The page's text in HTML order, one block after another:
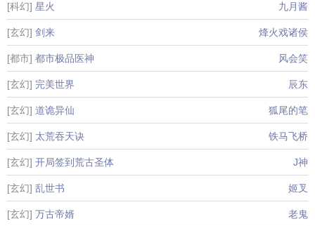
[科幻] 星火 九月酱
[玄幻] 剑来 烽火戏诸侯
[都市] 都市极品医神 风会笑
[玄幻] 完美世界 辰东
[玄幻] 道诡异仙 狐尾的笔
[玄幻] 太荒吞天诀 铁马飞桥
[玄幻] 开局签到荒古圣体 J神
[玄幻] 乱世书 姬叉
[玄幻] 万古帝婿 老鬼